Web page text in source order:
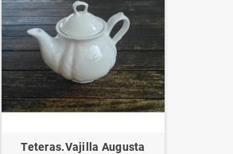
Teteras.Vajilla Augusta